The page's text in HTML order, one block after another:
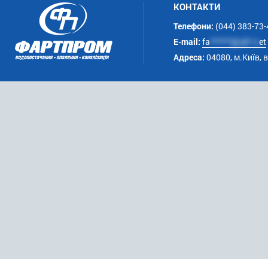
КОНТАКТИ
Телефони: (044) 383-
E-mail: fa ******@uk*.net
Адреса: 04080, м.Київ,